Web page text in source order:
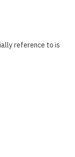
reference to is